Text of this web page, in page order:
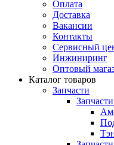
Оплата
Доставка
Вакансии
Контакты
Сервисный
Инжиниринг
Оптовый
Каталог товаров
Запчасти